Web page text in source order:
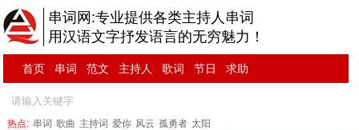
串词网:专业提供各类主持人串词
用汉语文字抒发语言的无穷魅力！
首页 串词 范文 主持人 歌词 节日 求助
热点: 串词 歌曲 主持词 爱你 风云 孤勇者 太阳